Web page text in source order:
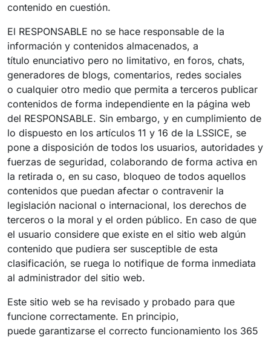
contenido en cuestión.
El RESPONSABLE no se hace responsable de la
información y contenidos almacenados, a
título enunciativo pero no limitativo, en foros, chats,
generadores de blogs, comentarios, redes sociales
o cualquier otro medio que permita a terceros publicar
contenidos de forma independiente en la página web
del RESPONSABLE. Sin embargo, y en cumplimiento de
lo dispuesto en los artículos 11 y 16 de la LSSICE, se
pone a disposición de todos los usuarios, autoridades y
fuerzas de seguridad, colaborando de forma activa en
la retirada o, en su caso, bloqueo de todos aquellos
contenidos que puedan afectar o contravenir la
legislación nacional o internacional, los derechos de
terceros o la moral y el orden público. En caso de que
el usuario considere que existe en el sitio web algún
contenido que pudiera ser susceptible de esta
clasificación, se ruega lo notifique de forma inmediata
al administrador del sitio web.
Este sitio web se ha revisado y probado para que
funcione correctamente. En principio,
puede garantizarse el correcto funcionamiento los 365